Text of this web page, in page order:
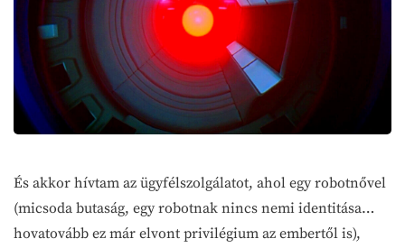
És akkor hívtam az ügyfélszolgálatot, ahol egy robotnővel
(micsoda butaság, egy robotnak nincs nemi identitása…
hovatovább ez már elvont privilégium az embertől is),